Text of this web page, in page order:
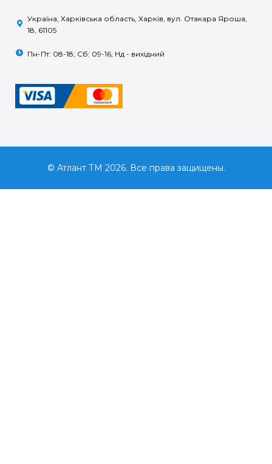
Україна, Харківська область, Харків, вул. Отакара Яроша,
18, 61105
Пн-Пт: 08-18; Сб: 09-16; Нд - вихідний
© Атлант ТМ 2026. Все права защищены.